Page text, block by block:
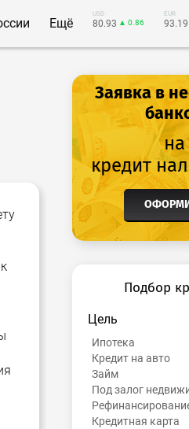
Ещё
USD
80.93 ▲ 0.86
EUR
93.19
Заявка в
на
кредит
Подбор
Цель
Ипотека
Кредит на авто
Займ
Под залог
Кредитная карта